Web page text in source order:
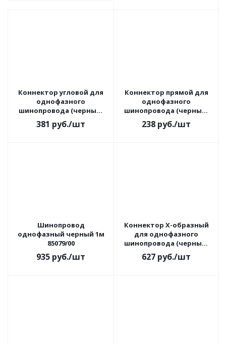
Коннектор угловой для
однофазного
шинопровода (черный)
TRC-1-1-L-BK
381 руб./шт
Коннектор прямой для
однофазного
шинопровода (черный)
TRC-1-1-I-BK
238 руб./шт
Шинопровод
однофазный черный 1м
85079/00
935 руб./шт
Коннектор Х-образный
для однофазного
шинопровода (черный)
TRC-1-1-X-BK
627 руб./шт